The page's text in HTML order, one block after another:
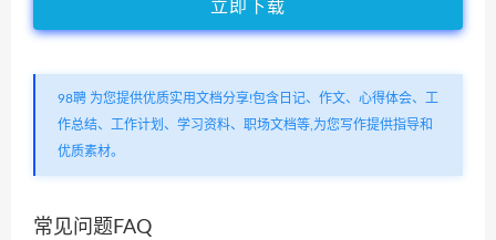
立即下载
98聘 为您提供优质实用文档分享!包含日记、作文、心得体会、工
作总结、工作计划、学习资料、职场文档等,为您写作提供指导和
优质素材。
常见问题FAQ